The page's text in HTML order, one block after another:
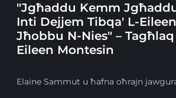
"Jgħaddu Kemm
Inti Dejjem Tibqa' L-
Jħobbu N-Nies" –
Eileen Montesin
Elaine Sammut u ħafna oħrajn